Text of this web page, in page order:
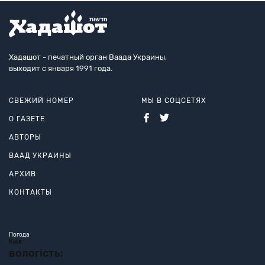
Хадашот - печатный орган Ваада Украины,
выходит с января 1991 года.
СВЕЖИЙ НОМЕР
О ГАЗЕТЕ
АВТОРЫ
ВААД УКРАИНЫ
АРХИВ
КОНТАКТЫ
МЫ В СОЦСЕТЯХ
Погода
Київ
вологість: